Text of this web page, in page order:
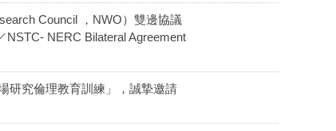
Council ，NWO）雙邊協議
NERC Bilateral Agreement
研究倫理教育訓練」，誠摯邀請